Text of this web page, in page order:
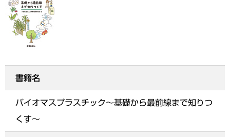
書籍名
バイオマスプラスチック～基礎から最前線まで知りつ
くす～